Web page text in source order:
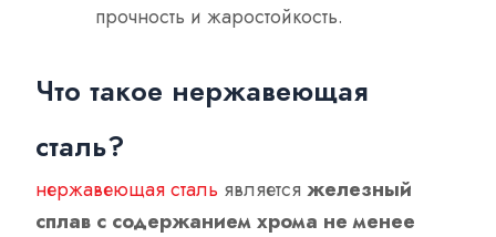
прочность и жаростойкость.
Что такое нержавеющая
сталь?
нержавеющая сталь являетсяжелезный
сплав с содержанием хрома не менее